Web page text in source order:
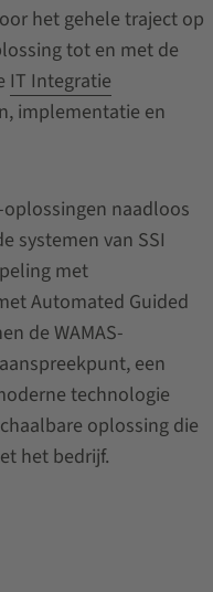
het gehele traject op
tot en met de
IT Integratie
implementatie en
naadloos
systemen van SSI
met
Automated Guided
de WAMAS-
een
technologie
oplossing die
het bedrijf.